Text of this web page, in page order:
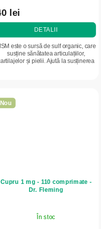
lei
DETALII
este o sursă de sulf organic, care
susține sănătatea articulațiilor,
și pielii. Ajută la susținerea
Nou
Cupru 1 mg - 110 comprimate -
Dr. Fleming
În stoc